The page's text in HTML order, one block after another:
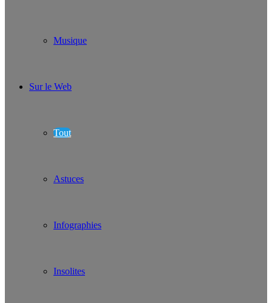
Musique
Sur le Web
Tout
Astuces
Infographies
Insolites